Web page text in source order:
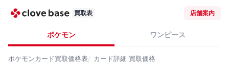
買取表 店舗案内
ポケモン ワンピース
ポケモンカード買取価格表 カード詳細 買取価格